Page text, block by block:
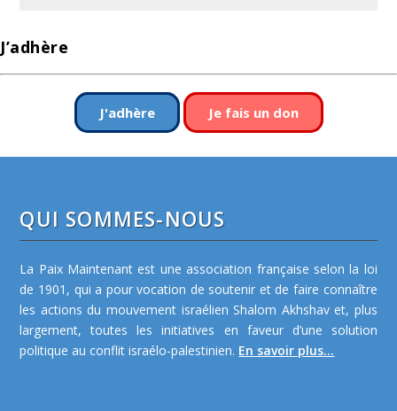
J’adhère
J'adhère Je fais un don
QUI SOMMES-NOUS
La Paix Maintenant est une association française selon la loi
de 1901, qui a pour vocation de soutenir et de faire connaître
les actions du mouvement israélien Shalom Akhshav et, plus
largement, toutes les initiatives en faveur d’une solution
politique au conflit israélo-palestinien. En savoir plus...